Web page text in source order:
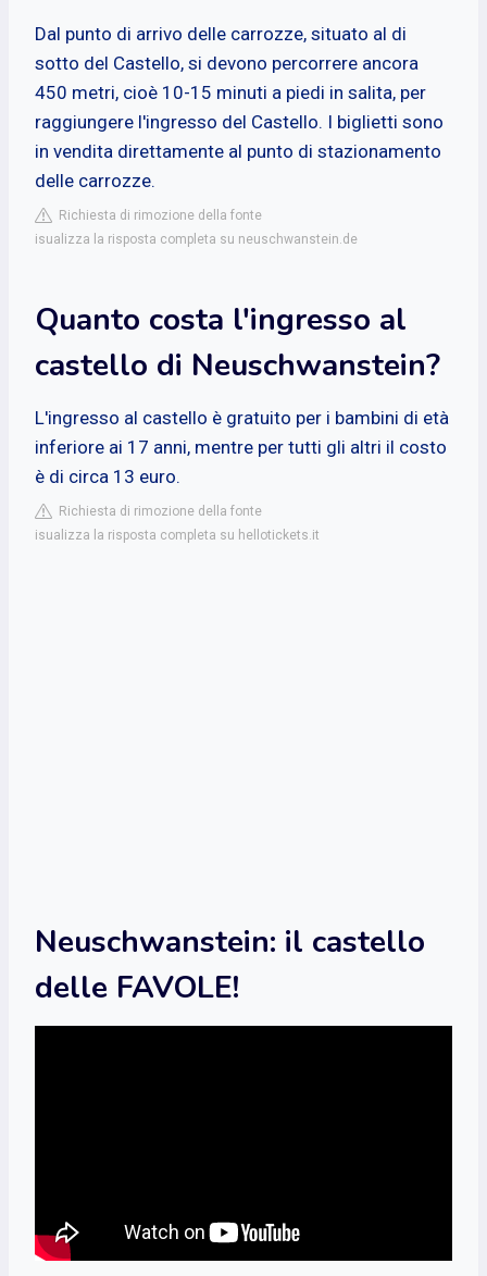
Dal punto di arrivo delle carrozze, situato al di
sotto del Castello, si devono percorrere ancora
450 metri, cioè 10-15 minuti a piedi in salita, per
raggiungere l'ingresso del Castello. I biglietti sono
in vendita direttamente al punto di stazionamento
delle carrozze.
Richiesta di rimozione della fonte
isualizza la risposta completa su neuschwanstein.de
Quanto costa l'ingresso al
castello di Neuschwanstein?
L'ingresso al castello è gratuito per i bambini di età
inferiore ai 17 anni, mentre per tutti gli altri il costo
è di circa 13 euro.
Richiesta di rimozione della fonte
isualizza la risposta completa su hellotickets.it
Neuschwanstein: il castello
delle FAVOLE!